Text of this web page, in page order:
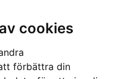
cookies
förbättra din
- NEVADA